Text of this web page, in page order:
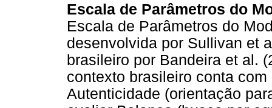
Escala de Parâmetros do
Escala de Parâmetros do
desenvolvida por Sullivan et
brasileiro por Bandeira et al.
contexto brasileiro conta
Autenticidade (orientação